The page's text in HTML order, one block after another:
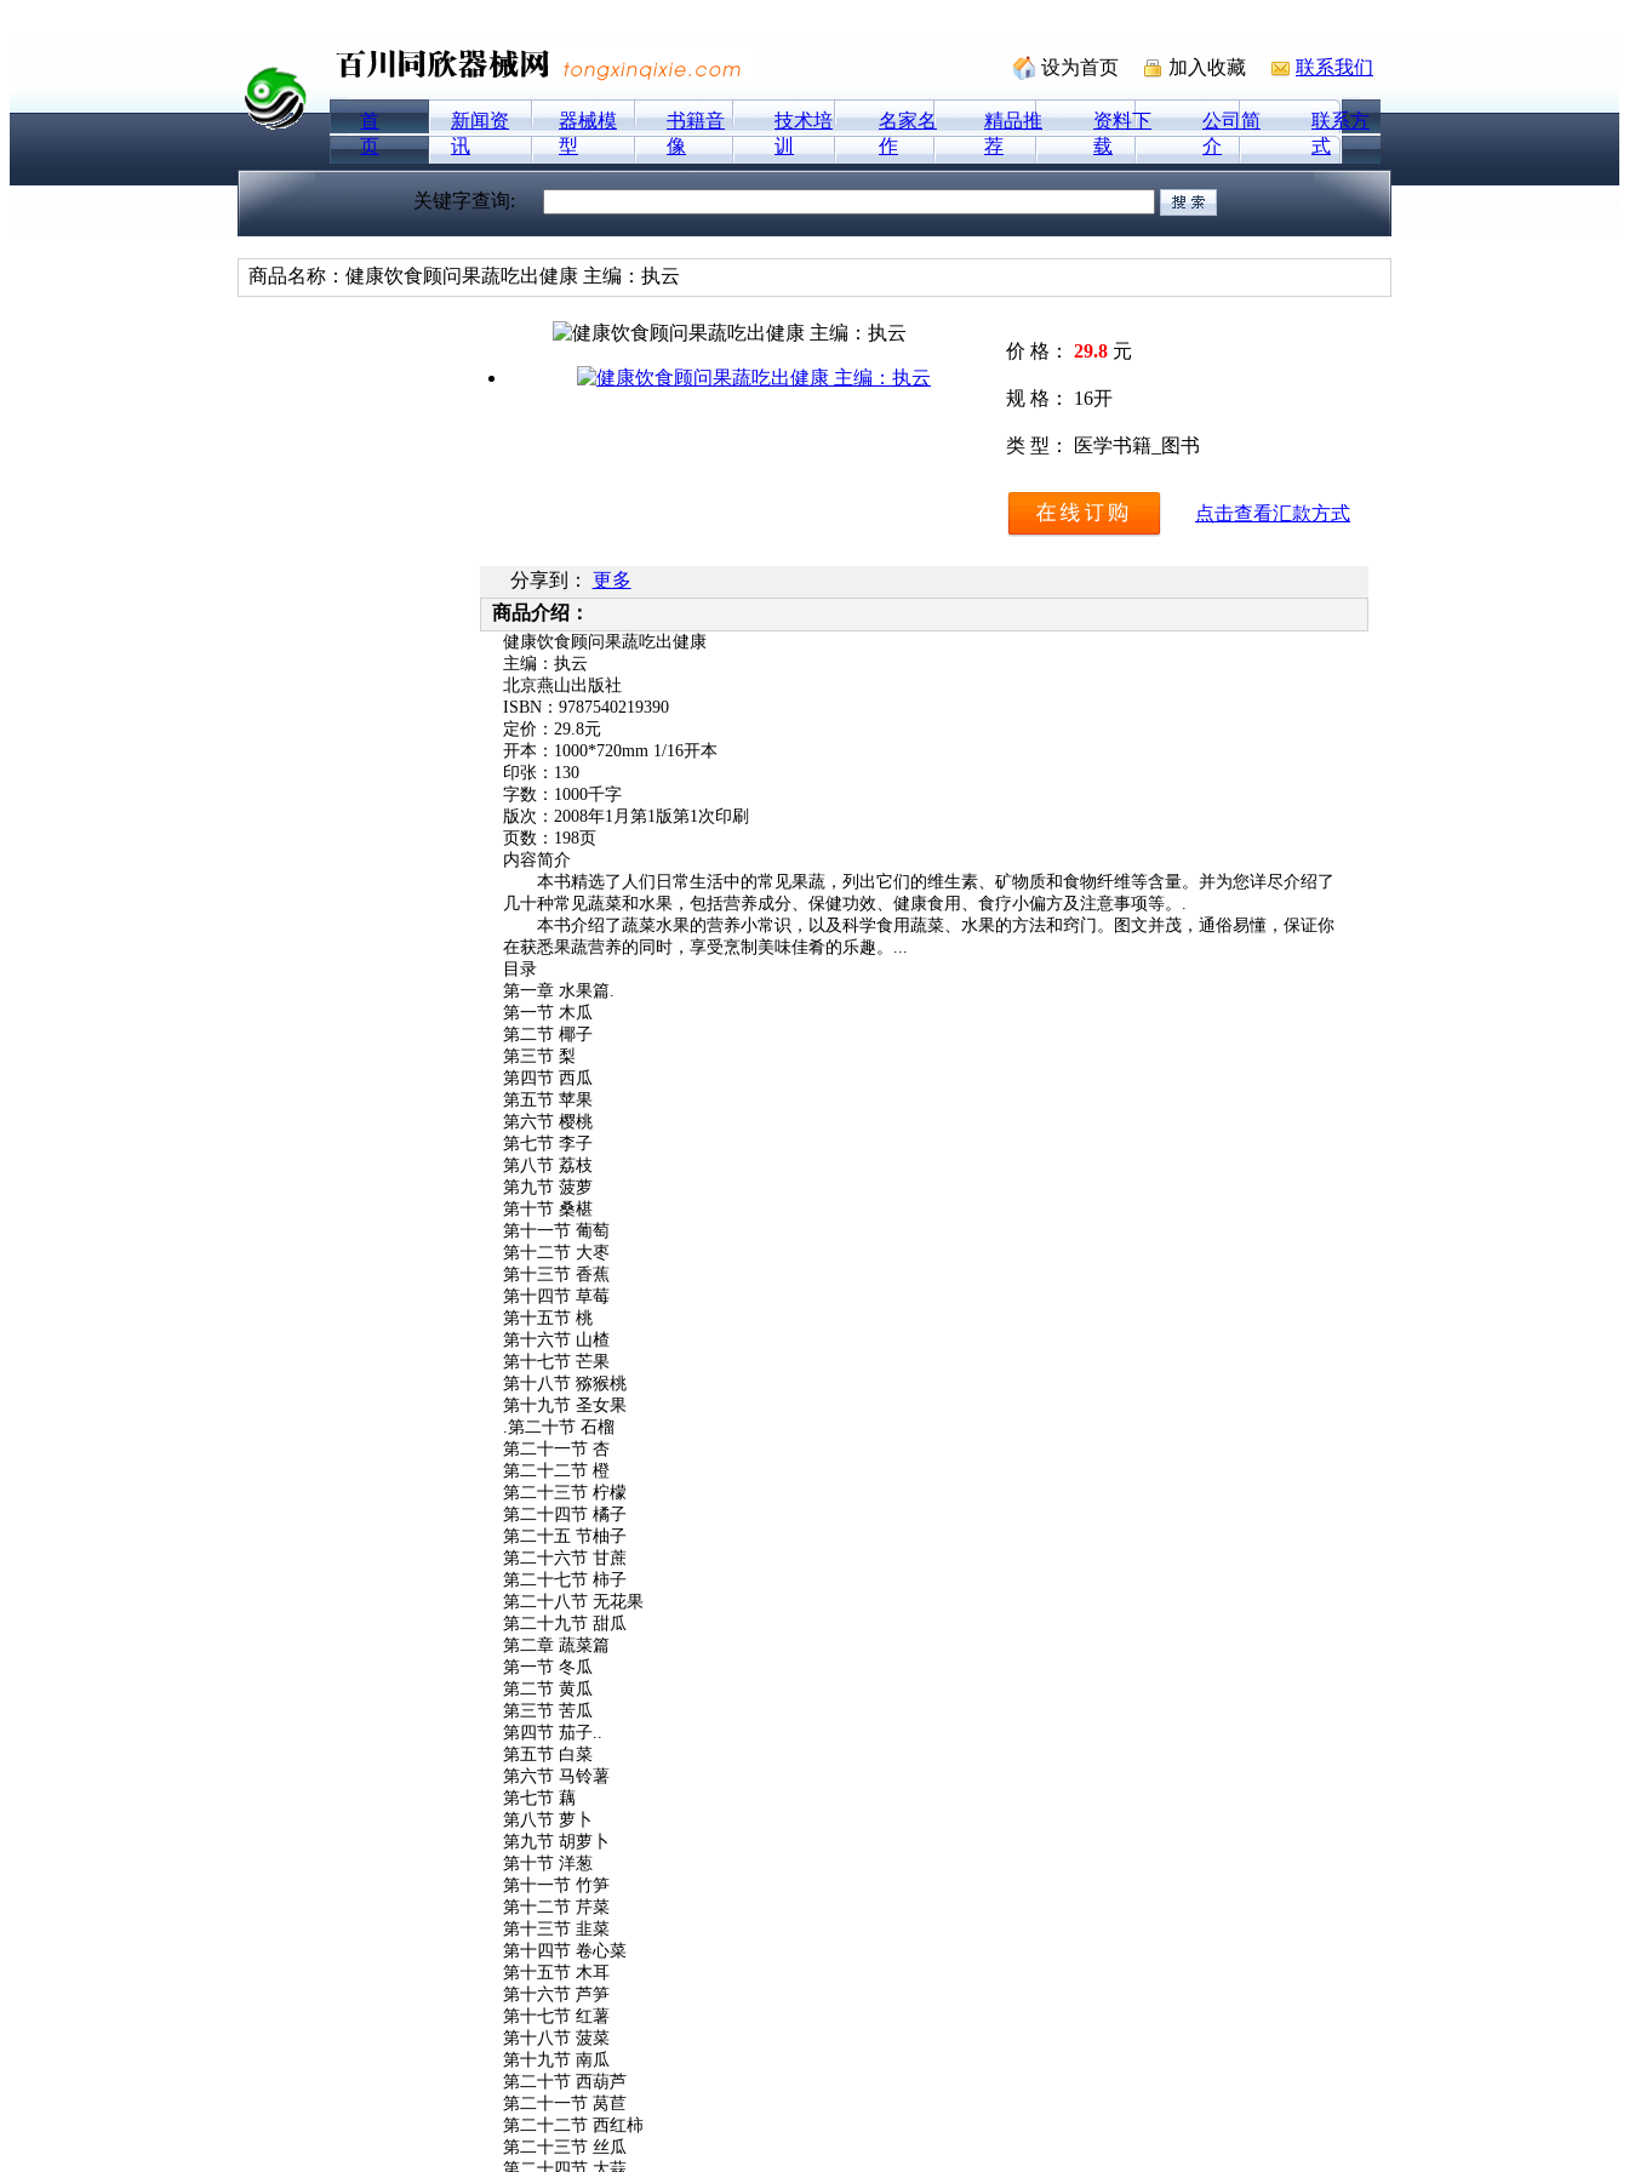
设为首页 加入收藏 联系我们
首
页
新闻资
讯
器械模
型
书籍音
像
技术培
训
名家名
作
精品推
荐
资料下
载
公司简
介
联系方
式
关键字查询:
商品名称：健康饮食顾问果蔬吃出健康 主编：执云
价 格： 29.8 元
规 格： 16开
类 型： 医学书籍_图书
点击查看汇款方式
分享到：
更多
商品介绍：
健康饮食顾问果蔬吃出健康
主编：执云
北京燕山出版社
ISBN ： 9787540219390
定价： 29.8元
开本： 1000*720mm 1/16开本
印张： 130
字数： 1000千字
版次： 2008年1 月第1版第1次印刷
页数： 198页
内容简介
本书精选了人们日常生活中的常见果蔬，列出它们的维生素、矿物质和食物纤维等含量。并为您详尽介绍了
几十种常见蔬菜和水果，包括营养成分、保健功效、健康食用、食疗小偏方及注意事项等。 .
本书介绍了蔬菜水果的营养小常识，以及科学食用蔬菜、水果的方法和窍门。图文并茂，通俗易懂，保证你
在获悉果蔬营养的同时，享受烹制美味佳肴的乐趣。 ...
目录
第一章 水果篇.
第一节 木瓜
第二节 椰子
第三节 梨
第四节 西瓜
第五节 苹果
第六节 樱桃
第七节 李子
第八节 荔枝
第九节 菠萝
第十节 桑椹
第十一节 葡萄
第十二节 大枣
第十三节 香蕉
第十四节 草莓
第十五节 桃
第十六节 山楂
第十七节 芒果
第十八节 猕猴桃
第十九节 圣女果
.第二十节 石榴
第二十一节 杏
第二十二节 橙
第二十三节 柠檬
第二十四节 橘子
第二十五 节柚子
第二十六节 甘蔗
第二十七节 柿子
第二十八节 无花果
第二十九节 甜瓜
第二章 蔬菜篇
第一节 冬瓜
第二节 黄瓜
第三节 苦瓜
第四节 茄子..
第五节 白菜
第六节 马铃薯
第七节 藕
第八节 萝卜
第九节 胡萝卜
第十节 洋葱
第十一节 竹笋
第十二节 芹菜
第十三节 韭菜
第十四节 卷心菜
第十五节 木耳
第十六节 芦笋
第十七节 红薯
第十八节 菠菜
第十九节 南瓜
第二十节 西葫芦
第二十一节 莴苣
第二十二节 西红柿
第二十三节 丝瓜